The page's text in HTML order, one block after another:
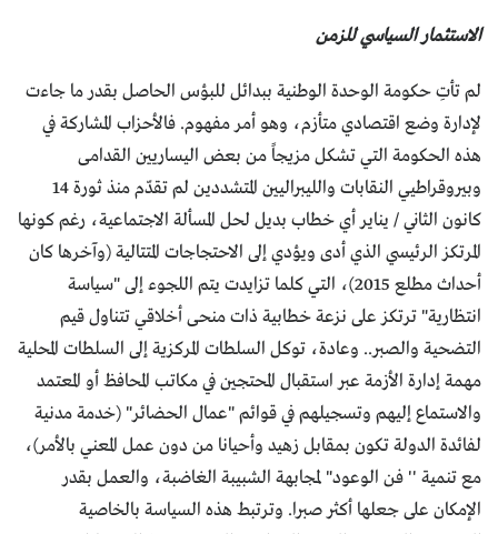
الاستثمار السياسي للزمن
لم تأتِ حكومة الوحدة الوطنية ببدائل للبؤس الحاصل بقدر ما جاءت
لإدارة وضع اقتصادي متأزم، وهو أمر مفهوم. فالأحزاب المشاركة في
هذه الحكومة التي تشكل مزيجاً من بعض اليساريين القدامى
وبيروقراطيي النقابات والليبراليين المتشددين لم تقدّم منذ ثورة 14
كانون الثاني / يناير أي خطاب بديل لحل المسألة الاجتماعية، رغم كونها
المرتكز الرئيسي الذي أدى ويؤدي إلى الاحتجاجات المتتالية (وآخرها كان
أحداث مطلع 2015)، التي كلما تزايدت يتم اللجوء إلى "سياسة
انتظارية" ترتكز على نزعة خطابية ذات منحى أخلاقي تتناول قيم
التضحية والصبر.. وعادة، توكل السلطات المركزية إلى السلطات المحلية
مهمة إدارة الأزمة عبر استقبال المحتجين في مكاتب المحافظ أو المعتمد
والاستماع إليهم وتسجيلهم في قوائم "عمال الحضائر" (خدمة مدنية
لفائدة الدولة تكون بمقابل زهيد وأحيانا من دون عمل المعني بالأمر)،
مع تنمية '' فن الوعود" لمجابهة الشبيبة الغاضبة، والعمل بقدر
الإمكان على جعلها أكثر صبرا. وترتبط هذه السياسة بالخاصية